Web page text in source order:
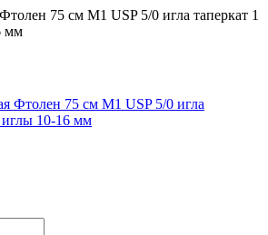
75 см М1 USP 5/0 игла таперкат 1
мм